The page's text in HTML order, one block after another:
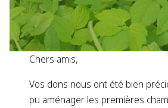
Chers amis,
Vos dons nous ont été bien
pu aménager les premières